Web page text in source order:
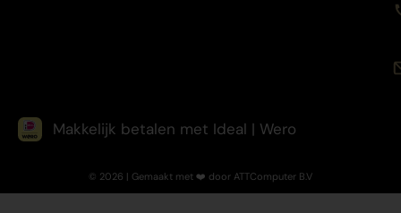
Makkelijk betalen met Ideal | Wero
© 2026 | Gemaakt met ❤️ door ATTComputer B.V